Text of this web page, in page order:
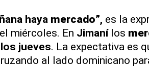
haya mercado”, es la
miércoles. En Jimanílos
jueves. La expectativa es
al lado dominicano